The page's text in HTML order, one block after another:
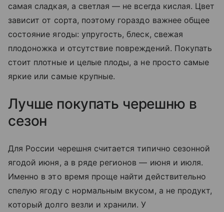
самая сладкая, а светлая — не всегда кислая. Цвет
зависит от сорта, поэтому гораздо важнее общее
состояние ягоды: упругость, блеск, свежая
плодоножка и отсутствие повреждений. Покупать
стоит плотные и целые плоды, а не просто самые
яркие или самые крупные.
Лучше покупать черешню в
сезон
Для России черешня считается типично сезонной
ягодой июня, а в ряде регионов — июня и июля.
Именно в это время проще найти действительно
спелую ягоду с нормальным вкусом, а не продукт,
который долго везли и хранили. У